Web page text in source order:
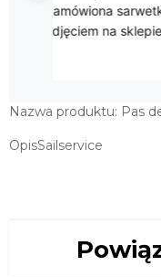
Nazwa produktu: Pas
OpisSailservice